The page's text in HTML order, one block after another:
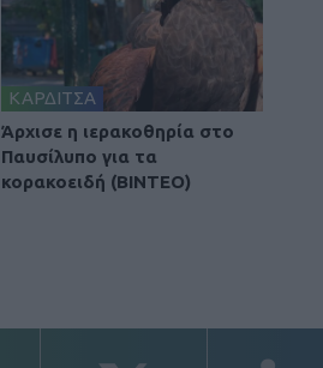
ΚΑΡΔΙΤΣΑ
Άρχισε η ιερακοθηρία στο
Παυσίλυπο για τα
κορακοειδή (ΒΙΝΤΕΟ)